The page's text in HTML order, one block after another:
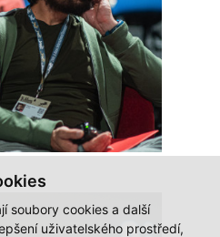
soubory cookies a další
uživatelského prostředí,